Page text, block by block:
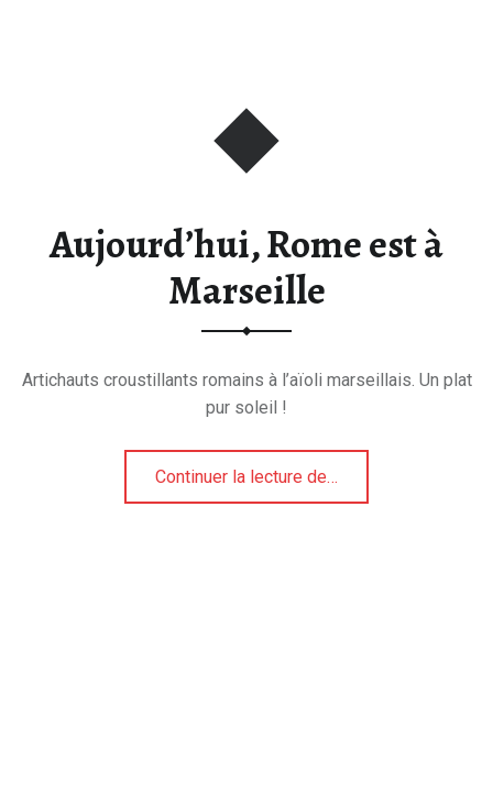
Aujourd’hui, Rome est à
Marseille
Artichauts croustillants romains à l’aïoli marseillais. Un plat
pur soleil !
Continuer la lecture de…